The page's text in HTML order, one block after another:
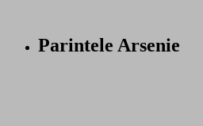
Parintele Arsenie